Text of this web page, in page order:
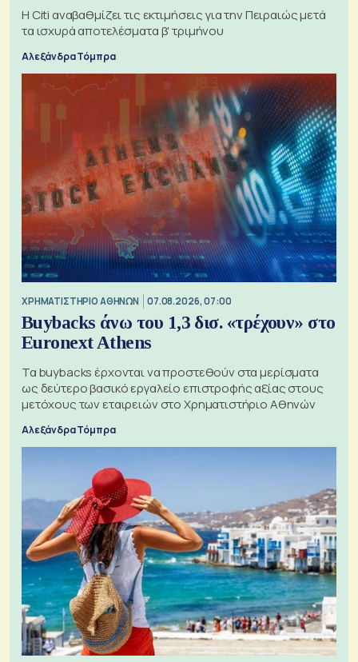
Η Citi αναβαθμίζει τις εκτιμήσεις για την Πειραιώς μετά
τα ισχυρά αποτελέσματα β' τριμήνου
Αλεξάνδρα Τόμπρα
XΡΗΜΑΤΙΣΤΗΡΙΟ ΑΘΗΝΩΝ 07.08.2026, 07:00
Buybacks άνω του 1,3 δισ. «τρέχουν» στο
Euronext Athens
Τα buybacks έρχονται να προστεθούν στα μερίσματα
ως δεύτερο βασικό εργαλείο επιστροφής αξίας στους
μετόχους των εταιρειών στο Χρηματιστήριο Αθηνών
Αλεξάνδρα Τόμπρα